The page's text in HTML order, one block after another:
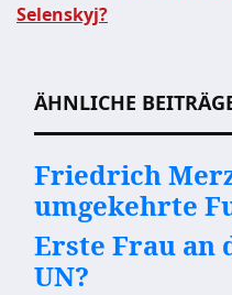
Selenskyj?
ÄHNLICHE
Friedrich
umgekehrte
Erste Frau an
UN?